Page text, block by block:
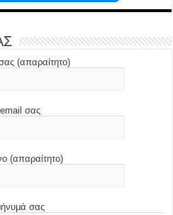
(απαραίτητο)
σας
(απαραίτητο)
σας